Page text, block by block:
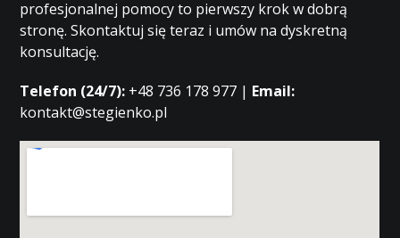
profesjonalnej pomocy to pierwszy krok w dobrą
stronę. Skontaktuj się teraz i umów na dyskretną
konsultację.
Telefon (24/7): +48 736 178 977 | Email:
kontakt@stegienko.pl